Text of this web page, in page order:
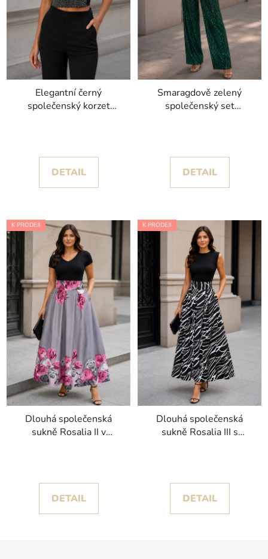
Elegantní černý
společenský korzet
DETAIL
Smaragdově zelený
společenský set
DETAIL
K PRODEJI
Dlouhá společenská
sukně Rosalia II v
DETAIL
K PRODEJI
Dlouhá společenská
sukně Rosalia III s
DETAIL